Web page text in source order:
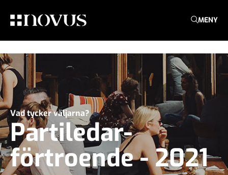
MENY
Vad tycker väljarna?
Partiledar­
förtroende - 2021